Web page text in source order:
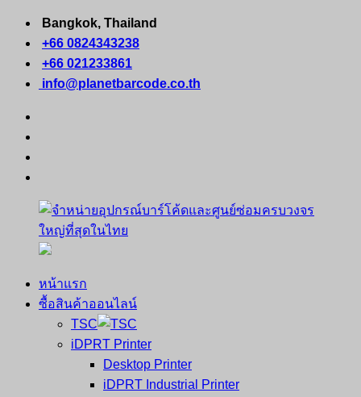
Skip
content
Bangkok, Thailand
+66 0824343238
+66 021233861
info@planetbarcode.co.th
จำหน่าย
คอมพิวเตอร์
หน้าแรก
ซื้อสินค้าออนไลน์
TSC
iDPRT Printer
Desktop Printer
iDPRT Industrial Printer